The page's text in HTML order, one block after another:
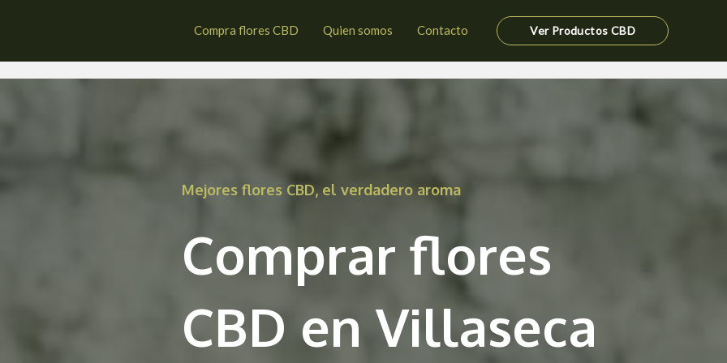
Compra flores CBD Quien somos Contacto Ver Productos CBD
de Uceda
Mejores flores CBD, el verdadero aroma
Comprar flores
CBD en Villaseca